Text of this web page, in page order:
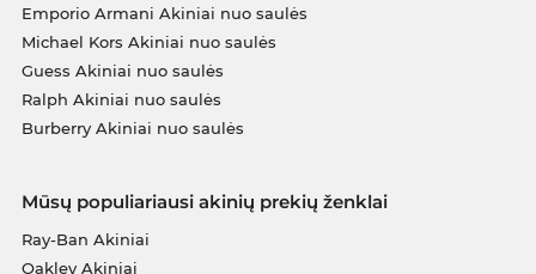
Emporio Armani Akiniai nuo saulės
Michael Kors Akiniai nuo saulės
Guess Akiniai nuo saulės
Ralph Akiniai nuo saulės
Burberry Akiniai nuo saulės
Mūsų populiariausi akinių prekių ženklai
Ray-Ban Akiniai
Oakley Akiniai